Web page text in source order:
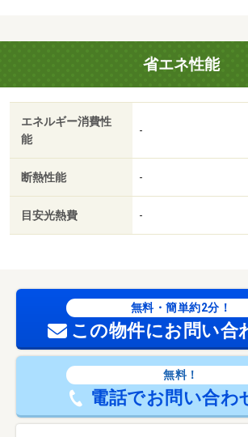
なずな原公園まで３２０ｍです。全室２
で、明るい室内で生活することができま
で、日当りを遮られてしまうこともあり
は広々としたシステムキッチンなので、
くなるでしょう。南東向きの物件をお探
りご覧ください。建物面積８３．０４平
国土法届出：不要
販売戸数：1戸／南東
省エネ性能
エネルギー消費性
能
-
断熱性能 -
目安光熱費 -
無料・簡単約2分！
この物件にお問い合
無料！
電話でお問い合わ